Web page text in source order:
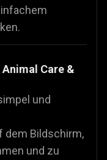
Care &
und
dem Bildschirm,
und zu